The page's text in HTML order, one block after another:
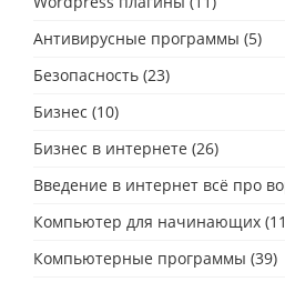
Антивирусные программы (5)
Безопасность (23)
Бизнес (10)
Бизнес в интернете (26)
Введение в интернет всё про
Компьютер для начинающих
Компьютерные программы (39)